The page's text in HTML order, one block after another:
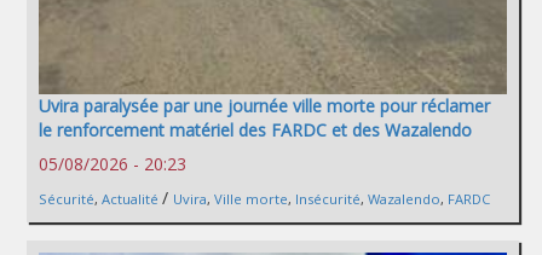
Uvira paralysée par une journée ville morte pour réclamer
le renforcement matériel des FARDC et des Wazalendo
05/08/2026 - 20:23
Sécurité, Actualité / Uvira, Ville morte, Insécurité, Wazalendo, FARDC